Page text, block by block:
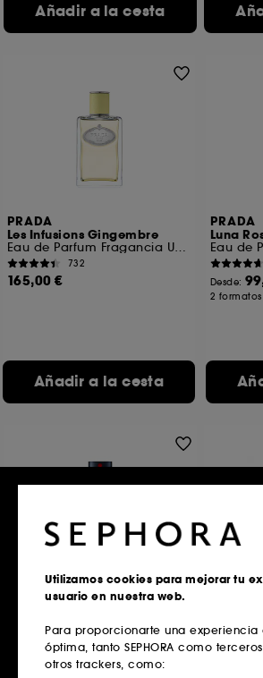
Añadir a la cesta
PRADA
Les Infusions Gingembre
Eau de Parfum Fragancia Unisex Cítrica Amaderada
732
165,00 €
Añadir a la cesta
PRADA
Luna
Eau de
Desde:
2
PRADA
2807
89,00 €
2 formatos disponibles
Desde:
Utilizamos cookies para mejorar tu
usuario en nuestra web.
Para proporcionarte una
óptima, tanto SEPHORA como
otros trackers, como: